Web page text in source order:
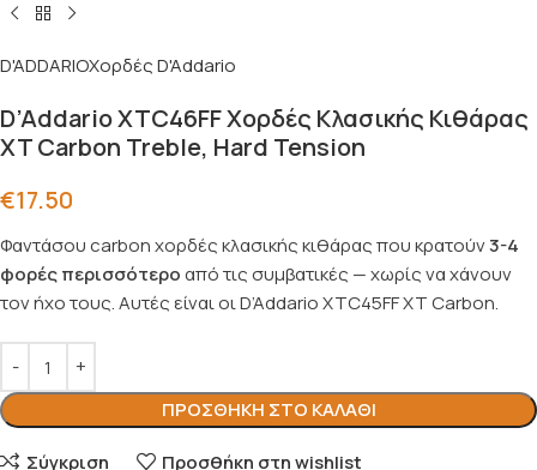
D'ADDARIOΧορδές D'Addario
D’Addario XTC46FF Χορδές Κλασικής Κιθάρας
XT Carbon Treble, Hard Tension
€17.50
Φαντάσου carbon χορδές κλασικής κιθάρας που κρατούν3-4
φορές περισσότεροαπό τις συμβατικές — χωρίς να χάνουν
τον ήχο τους. Αυτές είναι οι D’Addario XTC45FF XT Carbon.
ΠΡΟΣΘΉΚΗ ΣΤΟ ΚΑΛΆΘΙ
Σύγκριση Προσθήκη στη wishlist